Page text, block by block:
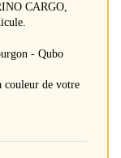
CARGO,
- Qubo
couleur de votre